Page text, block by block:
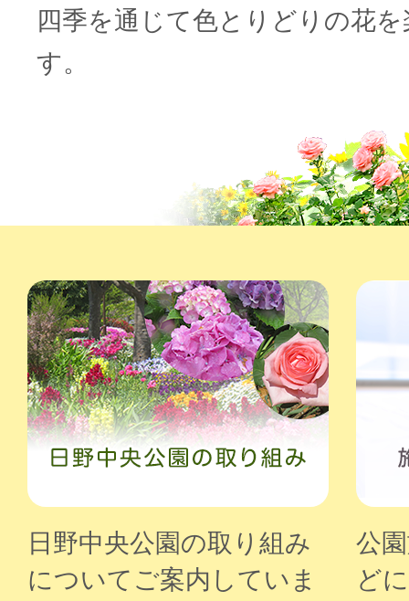
四季を通じて色とりどりの花
す。
日野中央公園の取り組み
についてご案内していま
公
ど